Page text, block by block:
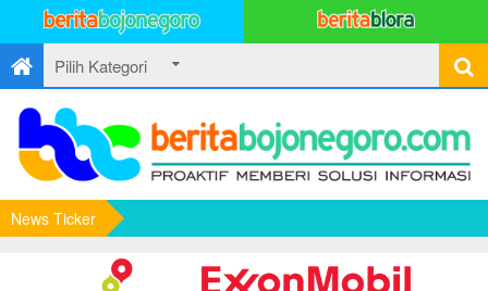
News Ticker